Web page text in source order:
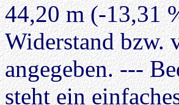
44,20 m (-13,31
Widerstand bzw.
angegeben. ---
steht ein